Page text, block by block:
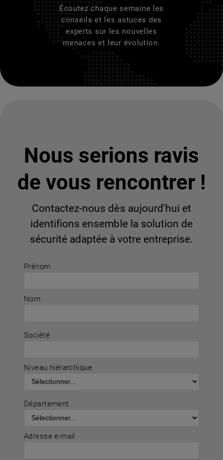
Écoutez chaque semaine les
conseils et les astuces des
experts sur les nouvelles
menaces et leur évolution.
Prénom
Nom
Société
Niveau hiérarchique
Département
Adresse e-mail
Nous serions ravis
de vous rencontrer !
Contactez-nous dès aujourd'hui et
identifions ensemble la solution de
sécurité adaptée à votre entreprise.